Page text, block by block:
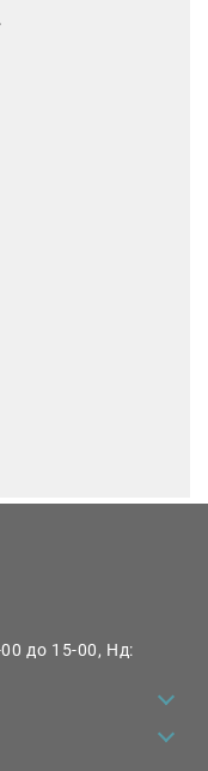
до 15-00, Нд: